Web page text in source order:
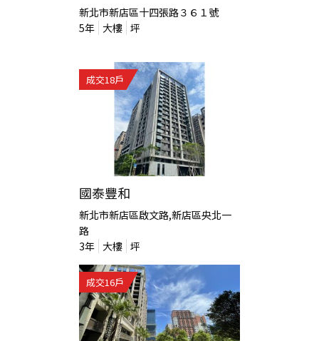
新北市新店區十四張路３６１號
5年 大樓 坪
成交18戶
國泰豐和
新北市新店區啟文路,新店區央北一
路
3年 大樓 坪
成交16戶